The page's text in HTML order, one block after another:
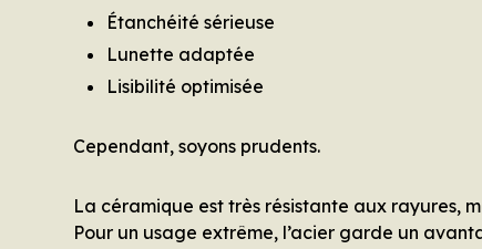
Étanchéité sérieuse
Lunette adaptée
Lisibilité optimisée
Cependant, soyons prudents.
La céramique est très résistante aux rayures,
Pour un usage extrême, l’acier garde un